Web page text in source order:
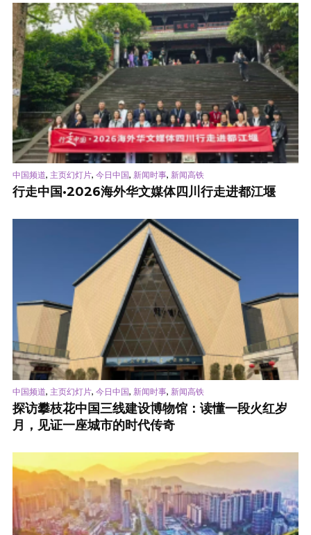
中国频道, 主页幻灯片, 今日中国, 新闻时事, 新闻高铁
行走中国·2026海外华文媒体四川行走进都江堰
中国频道, 主页幻灯片, 今日中国, 新闻时事, 新闻高铁
探访攀枝花中国三线建设博物馆：读懂一段火红岁
月，见证一座城市的时代传奇